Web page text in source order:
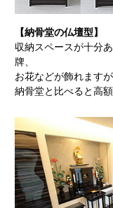
【納骨堂の仏壇型】
収納スペースが十分
牌、
お花などが飾れます
納骨堂と比べると高額